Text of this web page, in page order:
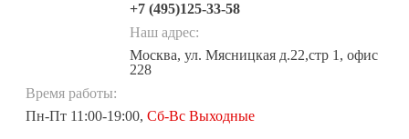
+7 (495)125-33-58
Наш адрес:
Москва, ул. Мясницкая д.22,стр 1, офис
228
Время работы:
Пн-Пт 11:00-19:00, Сб-Вс Выходные